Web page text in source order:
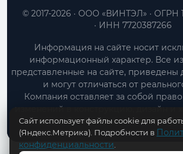
ООО «ВИНТЭЛ»
ОГРН
ИНН 7720387266
© 2017-2026
Информация на сайте носит
информационный характер. Все
представленные на сайте, приведены
и могут отличаться от
Компания оставляет за собой
изменений в конструкцию, дизайн и
товара без предварительного
Сайт использует файлы cookie для
(Яндекс.Метрика). Подробности в
конфиденциальности